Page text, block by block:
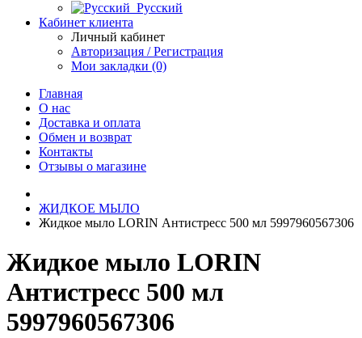
Русский
Кабинет клиента
Личный кабинет
Авторизация / Регистрация
Мои закладки (0)
Главная
О нас
Доставка и оплата
Обмен и возврат
Контакты
Отзывы о магазине
ЖИДКОЕ МЫЛО
Жидкое мыло LORIN Антистресс 500 мл 5997960567306
Жидкое мыло LORIN
Антистресс 500 мл
5997960567306